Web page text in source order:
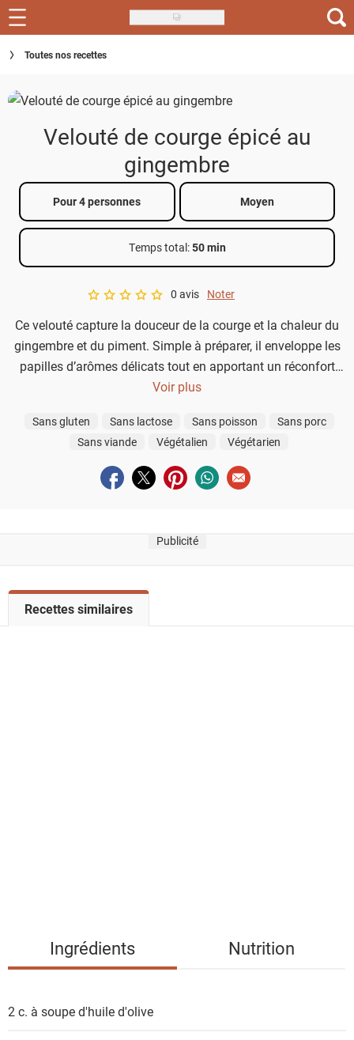
Skip
to
main
Recettes
Inspirations
Actus
Téléchargez l'app Saveurs Recettes
Index des recettes
Toutes nos recettes
Velouté de courge épicé au
gingembre
Pour 4 personnes Moyen
Temps total:50 min
A star rating of 0 out of 5.
0 avis Noter
Ce velouté capture la douceur de la courge et la chaleur du
gingembre et du piment. Simple à préparer, il enveloppe les
papilles d’arômes délicats tout en apportant un réconfort
immédiat. Parfait pour les soirées fraîches, il se savoure seul
Voir plus
Sans gluten Sans lactose Sans poisson
Sans porc
Sans viande
Végétalien Végétarien
Partager sur facebook
Partager sur twitter
Partager sur pinterest
Partager sur whatsapp
Envoyer à un ami
Publicité
o
i
Recettes similaires
Ingrédients Nutrition
2 c. à souped'huile d'olive